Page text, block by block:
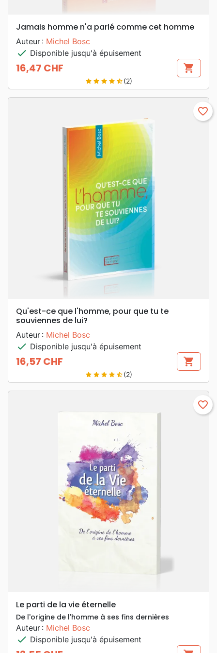
Jamais homme n'a parlé comme cet homme
Auteur : Michel Bosc
check Disponible jusqu'à épuisement
Prix
16,47 CHF shopping_cart
star star star star star_half(2)
favorite_border
Qu'est-ce que l'homme, pour que tu te
souviennes de lui?
Auteur : Michel Bosc
check Disponible jusqu'à épuisement
Prix
16,57 CHF shopping_cart
star star star star star_half(2)
favorite_border
Le parti de la vie éternelle
De l'origine de l'homme à ses fins dernières
Auteur : Michel Bosc
check Disponible jusqu'à épuisement